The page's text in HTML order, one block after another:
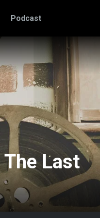
Podcast
Last